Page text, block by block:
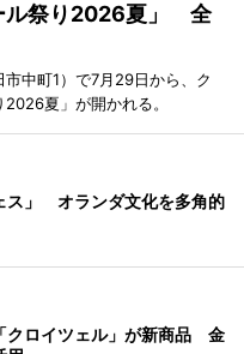
ル祭り2026夏」 全
中町1）で7月29日から、ク
夏」が開かれる。
ス」 オランダ文化を多角的
クロイツェル」が新商品 金